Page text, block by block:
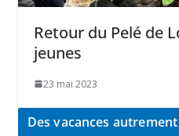
Retour du Pelé de
jeunes
23 mai 2023
Des vacances autrement